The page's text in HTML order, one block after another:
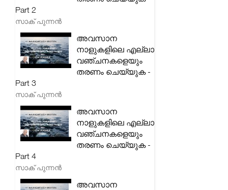
Part 2
സാക് പുന്നൻ
അവസാന
നാളുകളിലെ എല്ലാ
വഞ്ചനകളെയും
തരണം ചെയ്യുക -
Part 3
സാക് പുന്നൻ
അവസാന
നാളുകളിലെ എല്ലാ
വഞ്ചനകളെയും
തരണം ചെയ്യുക -
Part 4
സാക് പുന്നൻ
അവസാന